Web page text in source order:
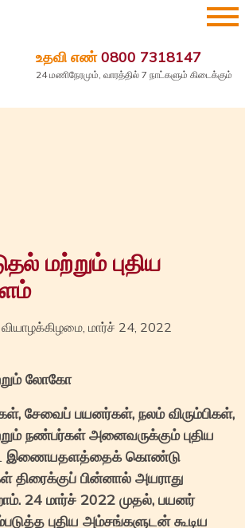
உதவி எண்0800 7318147
24 மணிநேரமும், வாரத்தில் 7 நாட்களும் கிடைக்கும்
மற்றும் புதிய
வியாழக்கிழமை, மார்ச் 24, 2022
லோகோ
சேவைப் பயனர்கள், நலம் விரும்பிகள்,
நண்பர்கள் அனைவருக்கும் புதிய
இணையதளத்தைக் கொண்டு
திரைக்குப் பின்னால் அயராது
24 மார்ச் 2022 முதல், பயனர்
புதிய அம்சங்களுடன் கூடிய